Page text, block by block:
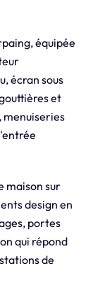
équipée
écran sous
et
menuiseries
maison sur
design en
portes
qui répond
de